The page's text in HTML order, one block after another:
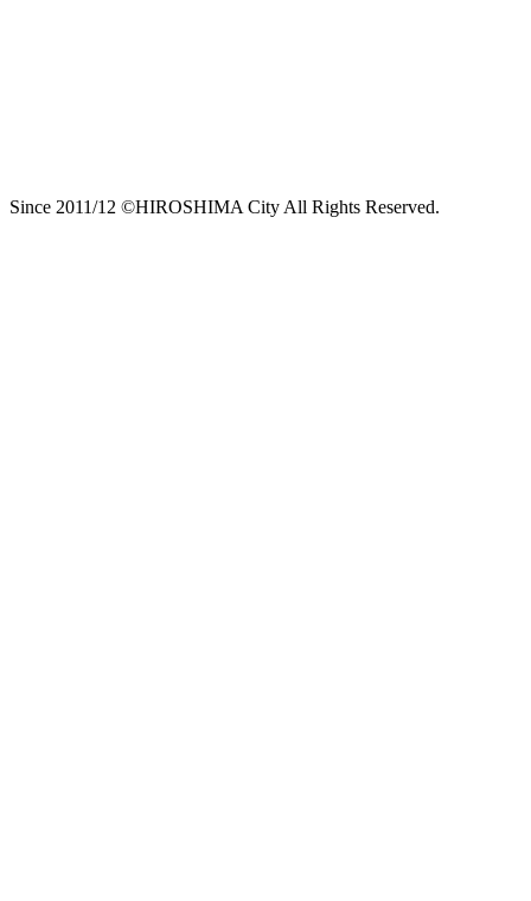
Since 2011/12 ©HIROSHIMA City All Rights Reserved.